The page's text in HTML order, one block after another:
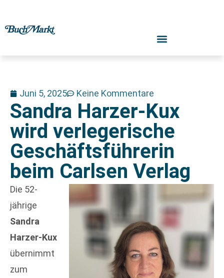
Juni 5, 2025 Keine Kommentare
Sandra Harzer-Kux
wird verlegerische
Geschäftsführerin
beim Carlsen Verlag
Die 52-
jährige
Sandra
Harzer-Kux
übernimmt
zum